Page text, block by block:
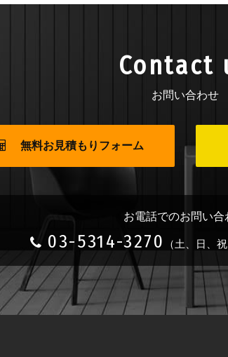
Contact
お問い合わせ
無料お見積もりフォーム
お電話でのお問い合
03-5314-3270 （土、日、